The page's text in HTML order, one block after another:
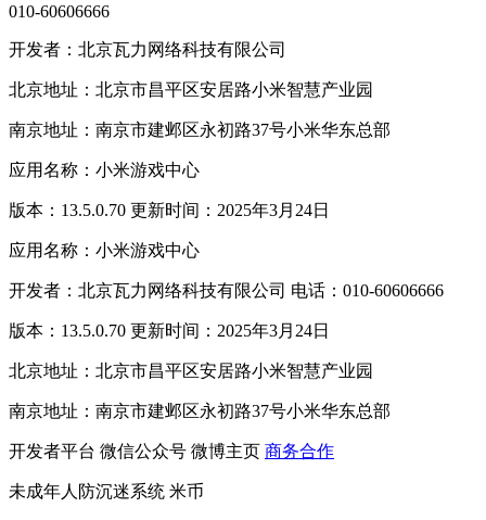
010-60606666
开发者：北京瓦力网络科技有限公司
北京地址：北京市昌平区安居路小米智慧产业园
南京地址：南京市建邺区永初路37号小米华东总部
应用名称：小米游戏中心
版本：13.5.0.70 更新时间：2025年3月24日
应用名称：小米游戏中心
开发者：北京瓦力网络科技有限公司 电话：010-60606666
版本：13.5.0.70 更新时间：2025年3月24日
北京地址：北京市昌平区安居路小米智慧产业园
南京地址：南京市建邺区永初路37号小米华东总部
开发者平台 微信公众号 微博主页 商务合作
未成年人防沉迷系统 米币